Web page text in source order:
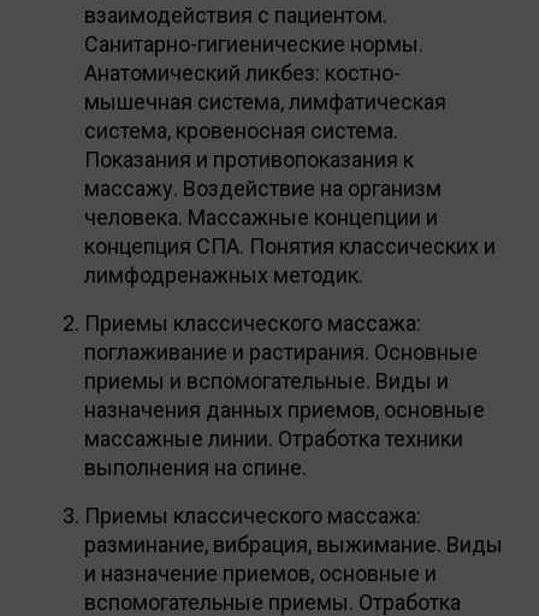
взаимодействия с пациентом.
Санитарно-гигиенические нормы.
Анатомический ликбез: костно-
мышечная система, лимфатическая
система, кровеносная система.
Показания и противопоказания к
массажу. Воздействие на организм
человека. Массажные концепции и
концепция СПА. Понятия классических и
лимфодренажных методик.
Приемы классического массажа:
поглаживание и растирания. Основные
приемы и вспомогательные. Виды и
назначения данных приемов, основные
массажные линии. Отработка техники
выполнения на спине.
Приемы классического массажа:
разминание, вибрация, выжимание. Виды
и назначение приемов, основные и
вспомогательные приемы. Отработка